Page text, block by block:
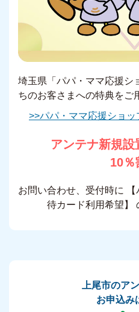
埼玉県「パパ・ママ応援シ
ちのお客さまへの特典をご
>>パパ・ママ応援ショ
アンテナ新規設
10％
お問い合わせ、受付時に
待カード利用希望】
上尾市のア
お申込み